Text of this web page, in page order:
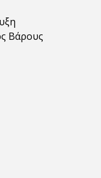
Βάρους